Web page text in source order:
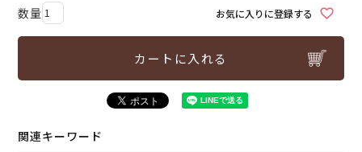
お気に入りに登録する
カートに入れる
関連キーワード